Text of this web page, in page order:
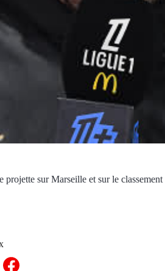
projette sur Marseille et sur le classement